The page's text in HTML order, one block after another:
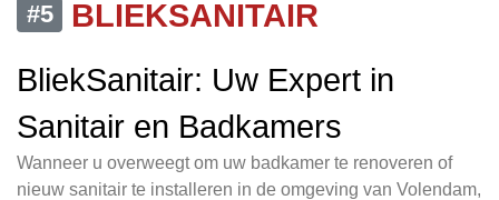
#5
BLIEKSANITAIR
BliekSanitair: Uw Expert in
Sanitair en Badkamers
Wanneer u overweegt om uw badkamer te renoveren of
nieuw sanitair te installeren in de omgeving van Volendam,